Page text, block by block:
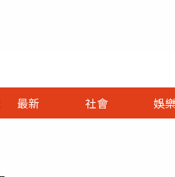
最新 社會 娛樂
娛樂首頁
即時
財經首頁
熱線
政